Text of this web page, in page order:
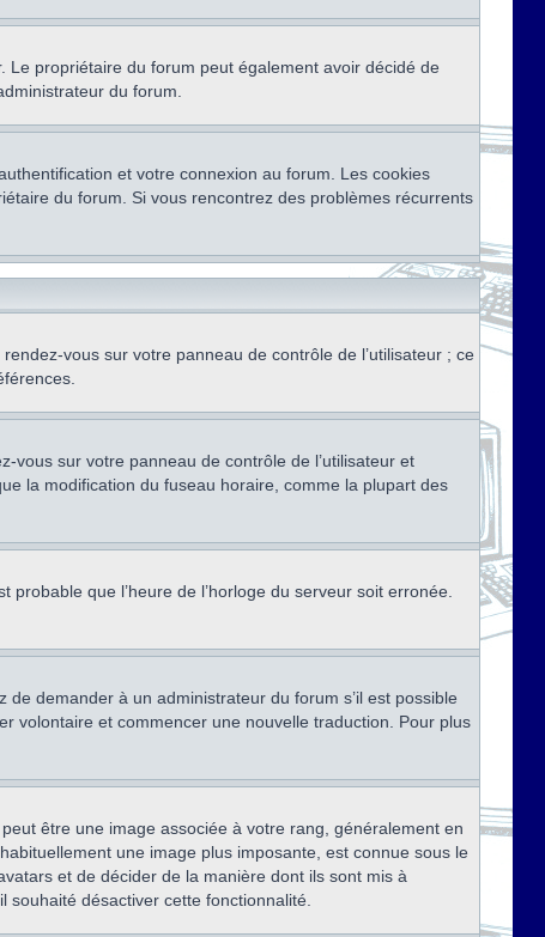
Le propriétaire du forum peut également avoir décidé de
du forum.
et votre connexion au forum. Les cookies
du forum. Si vous rencontrez des problèmes récurrents
vous sur votre panneau de contrôle de l’utilisateur ; ce
vous sur votre panneau de contrôle de l’utilisateur et
la modification du fuseau horaire, comme la plupart des
que l’heure de l’horloge du serveur soit erronée.
de demander à un administrateur du forum s’il est possible
volontaire et commencer une nouvelle traduction. Pour plus
être une image associée à votre rang, généralement en
une image plus imposante, est connue sous le
et de décider de la manière dont ils sont mis à
désactiver cette fonctionnalité.